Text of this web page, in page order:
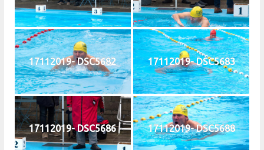
17112019- DSC5682 17112019- DSC5683
17112019- DSC5686 17112019- DSC5688